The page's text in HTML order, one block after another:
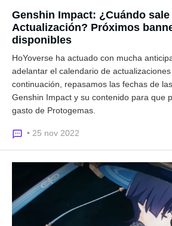
Genshin Impact: ¿Cuándo
Actualización? Próximos
disponibles
HoYoverse ha actuado con mucha
adelantar el calendario de
continuación, repasamos las fechas de
Genshin Impact y su contenido para que
gasto de Protogemas.
• 25 nov 2022